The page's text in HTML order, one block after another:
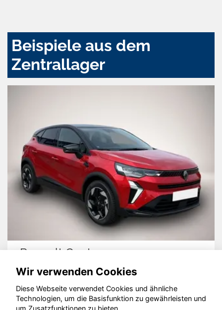
Beispiele aus dem
Zentrallager
Renault Captur
Wir verwenden Cookies
Diese Webseite verwendet Cookies und ähnliche
Technologien, um die Basisfunktion zu gewährleisten und
um Zusatzfunktionen zu bieten.